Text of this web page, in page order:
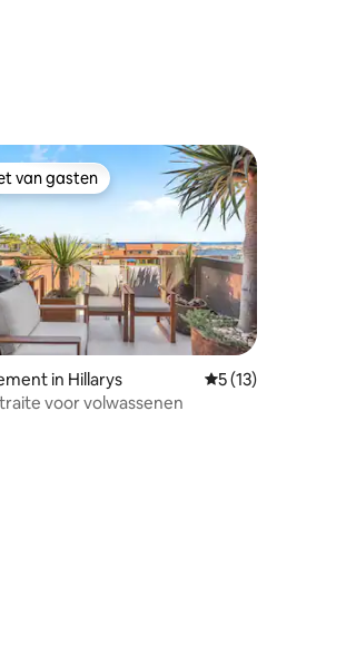
van 5 op 5, 10 recensies
van 4,92 op 5, 60 recensies
van gasten
van gasten
in Hillarys Gemiddelde
5 (13)
voor volwassenen